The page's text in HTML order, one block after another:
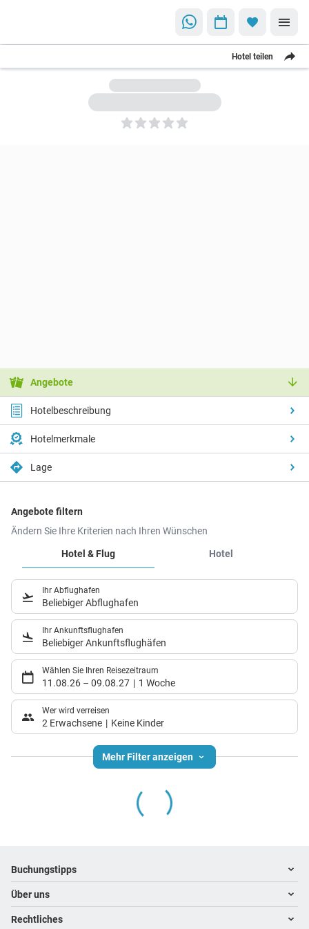
Hotel teilen
5
Angebote
Hotelbeschreibung
Hotelmerkmale
Lage
Angebote filtern
Ändern Sie Ihre Kriterien nach Ihren Wünschen
Hotel & Flug
Hotel
Ihr Abflughafen
Beliebiger Abflughafen
Ihr Ankunftsflughafen
Beliebiger Ankunftsflughäfen
Wählen Sie Ihren Reisezeitraum
11.08.26 – 09.08.27 1 Woche
Wer wird verreisen
2 Erwachsene Keine Kinder
Mehr Filter anzeigen
Footer navigation
Buchungstipps
Warum im Reisebüro buchen
Hoteltipps
Über uns
Kontakt
Rechtliches